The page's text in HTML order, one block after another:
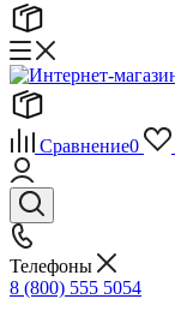
Сравнение0
Телефоны
8 (800) 555 5054